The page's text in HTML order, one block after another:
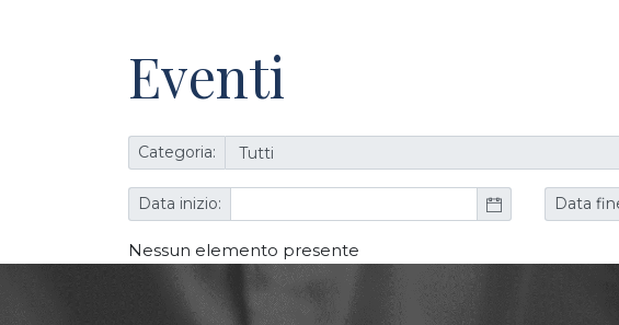
Eventi
Categoria:
Data inizio: Data
Nessun elemento presente